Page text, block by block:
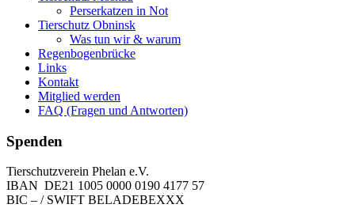
Perserkatzen in Not
Tierschutz Obninsk
Was tun wir & warum
Regenbogenbrücke
Links
Kontakt
Mitglied werden
FAQ (Fragen und Antworten)
Spenden
Tierschutzverein Phelan e.V.
IBAN DE21 1005 0000 0190 4177 57
BIC – / SWIFT BELADEBEXXX